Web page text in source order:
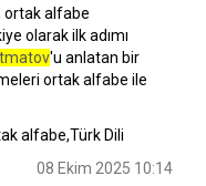
ortak alfabe
olarak ilk adımı
'u anlatan bir
ortak alfabe ile
alfabe,Türk Dili
08 Ekim 2025 10:14